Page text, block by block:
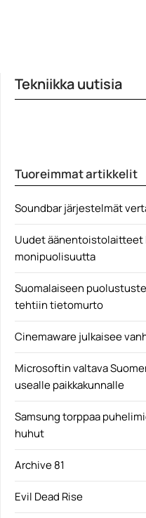
Tekniikka uutisia
Tuoreimmat artikkelit
Soundbar järjestelmät
Uudet äänentoistolaitteet
monipuolisuutta
Suomalaiseen
tehtiin tietomurto
Cinemaware julkaisee
Microsoftin valtava
usealle paikkakunnalle
Samsung torppaa
huhut
Archive 81
Evil Dead Rise